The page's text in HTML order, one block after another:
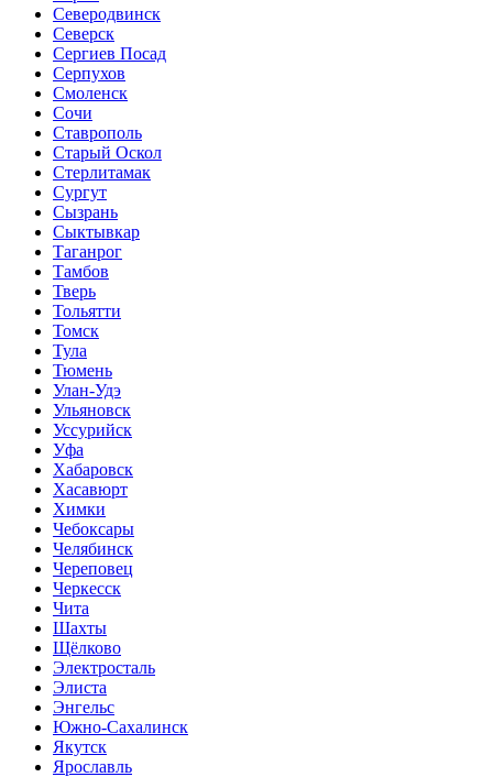
Северодвинск
Северск
Сергиев Посад
Серпухов
Смоленск
Сочи
Ставрополь
Старый Оскол
Стерлитамак
Сургут
Сызрань
Сыктывкар
Таганрог
Тамбов
Тверь
Тольятти
Томск
Тула
Тюмень
Улан-Удэ
Ульяновск
Уссурийск
Уфа
Хабаровск
Хасавюрт
Химки
Чебоксары
Челябинск
Череповец
Черкесск
Чита
Шахты
Щёлково
Электросталь
Элиста
Энгельс
Южно-Сахалинск
Якутск
Ярославль